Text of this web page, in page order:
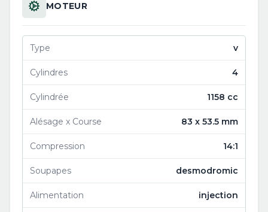
MOTEUR
Type v
Cylindres 4
Cylindrée 1158 cc
Alésage x Course 83 x 53.5 mm
Compression 14:1
Soupapes desmodromic
Alimentation injection